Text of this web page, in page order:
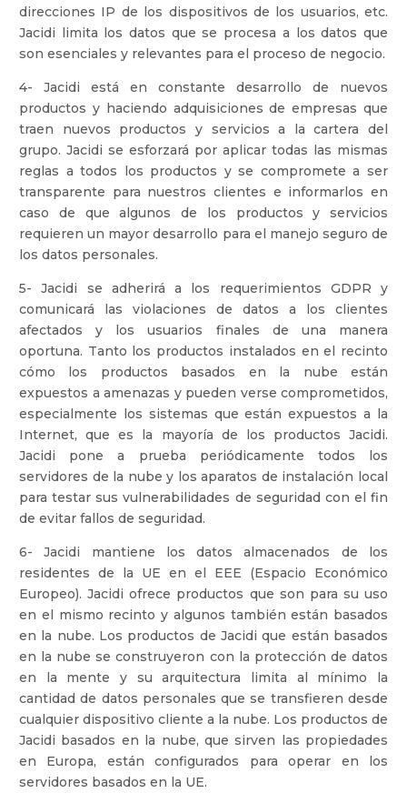
direcciones IP de los dispositivos de los usuarios, etc.
Jacidi limita los datos que se procesa a los datos que
son esenciales y relevantes para el proceso de negocio.
4- Jacidi está en constante desarrollo de nuevos
productos y haciendo adquisiciones de empresas que
traen nuevos productos y servicios a la cartera del
grupo. Jacidi se esforzará por aplicar todas las mismas
reglas a todos los productos y se compromete a ser
transparente para nuestros clientes e informarlos en
caso de que algunos de los productos y servicios
requieren un mayor desarrollo para el manejo seguro de
los datos personales.
5- Jacidi se adherirá a los requerimientos GDPR y
comunicará las violaciones de datos a los clientes
afectados y los usuarios finales de una manera
oportuna. Tanto los productos instalados en el recinto
cómo los productos basados en la nube están
expuestos a amenazas y pueden verse comprometidos,
especialmente los sistemas que están expuestos a la
Internet, que es la mayoría de los productos Jacidi.
Jacidi pone a prueba periódicamente todos los
servidores de la nube y los aparatos de instalación local
para testar sus vulnerabilidades de seguridad con el fin
de evitar fallos de seguridad.
6- Jacidi mantiene los datos almacenados de los
residentes de la UE en el EEE (Espacio Económico
Europeo). Jacidi ofrece productos que son para su uso
en el mismo recinto y algunos también están basados
en la nube. Los productos de Jacidi que están basados
en la nube se construyeron con la protección de datos
en la mente y su arquitectura limita al mínimo la
cantidad de datos personales que se transfieren desde
cualquier dispositivo cliente a la nube. Los productos de
Jacidi basados en la nube, que sirven las propiedades
en Europa, están configurados para operar en los
servidores basados en la UE.